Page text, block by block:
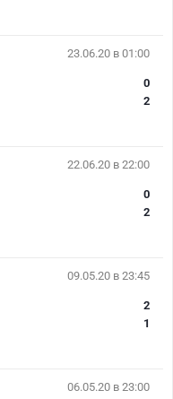
23.06.20 в 01:00
0
2
22.06.20 в 22:00
0
2
09.05.20 в 23:45
2
1
06.05.20 в 23:00